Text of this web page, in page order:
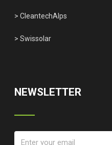
> CleantechAlps
> Swissolar
NEWSLETTER